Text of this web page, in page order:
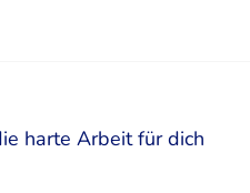
harte Arbeit für dich